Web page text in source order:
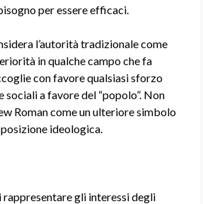
per essere efficaci.
l’autorità tradizionale come
in qualche campo che fa
con favore qualsiasi sforzo
a favore del “popolo”. Non
Roman come un ulteriore simbolo
ideologica.
gli interessi degli